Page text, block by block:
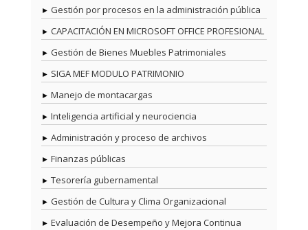
Gestión por procesos en la administración pública
CAPACITACIÓN EN MICROSOFT OFFICE PROFESIONAL
Gestión de Bienes Muebles Patrimoniales
SIGA MEF MODULO PATRIMONIO
Manejo de montacargas
Inteligencia artificial y neurociencia
Administración y proceso de archivos
Finanzas públicas
Tesorería gubernamental
Gestión de Cultura y Clima Organizacional
Evaluación de Desempeño y Mejora Continua